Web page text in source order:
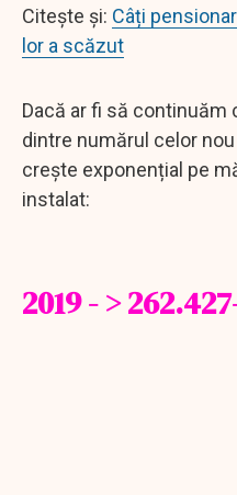
Citește și: Câți
lor a scăzut
Dacă ar fi să
dintre numărul celor
crește exponențial pe
instalat:
2019 - >